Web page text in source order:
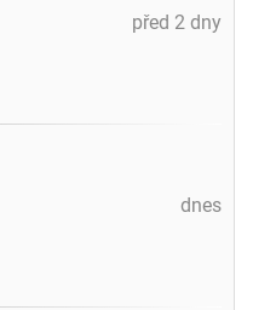
před 2 dny
dnes